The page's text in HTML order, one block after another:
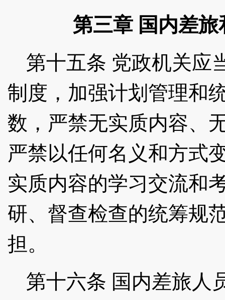
第三章 国内差
第十五条 党政机关应
制度，加强计划管理和
数，严禁无实质内容、
严禁以任何名义和方式
实质内容的学习交流和
研、督查检查的统筹规
担。
第十六条 国内差旅人